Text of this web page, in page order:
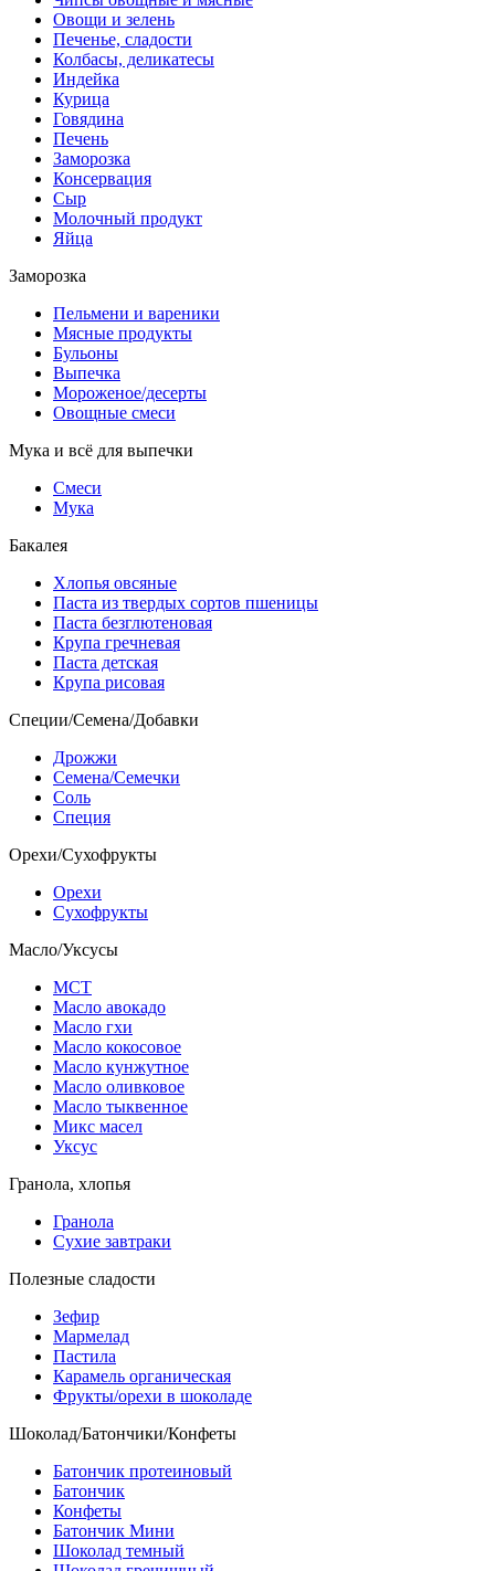
Овощи и зелень
Печенье, сладости
Колбасы, деликатесы
Индейка
Курица
Говядина
Печень
Заморозка
Консервация
Сыр
Молочный продукт
Яйца
Заморозка
Пельмени и вареники
Мясные продукты
Бульоны
Выпечка
Мороженое/десерты
Овощные смеси
Мука и всё для выпечки
Смеси
Мука
Бакалея
Хлопья овсяные
Паста из твердых сортов пшеницы
Паста безглютеновая
Крупа гречневая
Паста детская
Крупа рисовая
Специи/Семена/Добавки
Дрожжи
Семена/Семечки
Соль
Специя
Орехи/Сухофрукты
Орехи
Сухофрукты
Масло/Уксусы
МСТ
Масло авокадо
Масло гхи
Масло кокосовое
Масло кунжутное
Масло оливковое
Масло тыквенное
Микс масел
Уксус
Гранола, хлопья
Гранола
Сухие завтраки
Полезные сладости
Зефир
Мармелад
Пастила
Карамель органическая
Фрукты/орехи в шоколаде
Шоколад/Батончики/Конфеты
Батончик протеиновый
Батончик
Конфеты
Батончик Мини
Шоколад темный